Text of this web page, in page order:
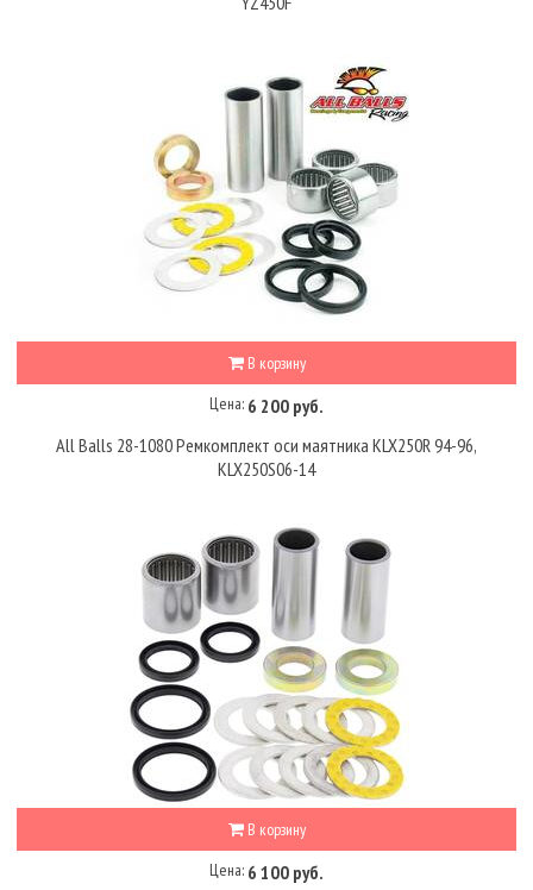
В корзину
Цена: 6 200 руб.
All Balls 28-1080 Ремкомплект оси маятника KLX250R 94-96,
KLX250S06-14
В корзину
Цена: 6 100 руб.